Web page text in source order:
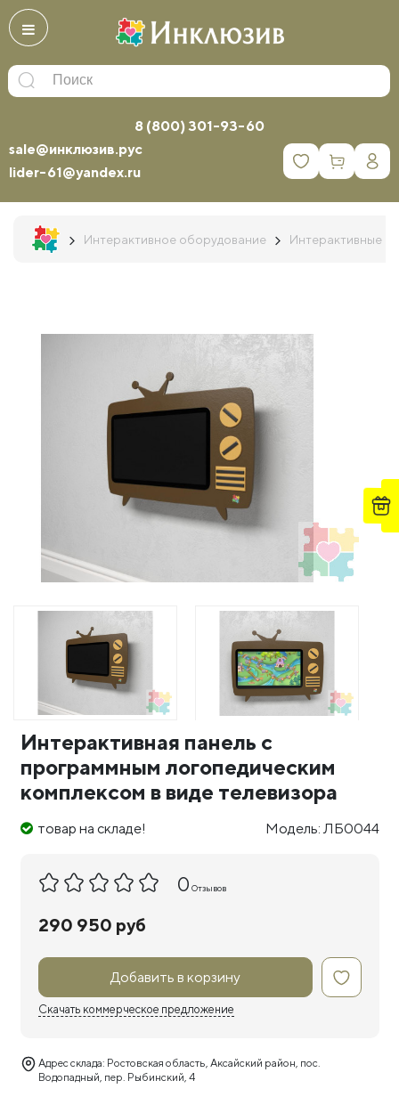
8 (800) 301-93-60
sale@инклюзив.рус
lider-61@yandex.ru
0
Интерактивное оборудование Интерактивные
Интерактивная панель с
программным логопедическим
комплексом в виде телевизора
товар на складе! Модель: ЛБ0044
0 Отзывов
290 950 руб
Добавить в корзину
Скачать коммерческое предложение
Адрес склада: Ростовская область, Аксайский район, пос.
Водопадный, пер. Рыбинский, 4